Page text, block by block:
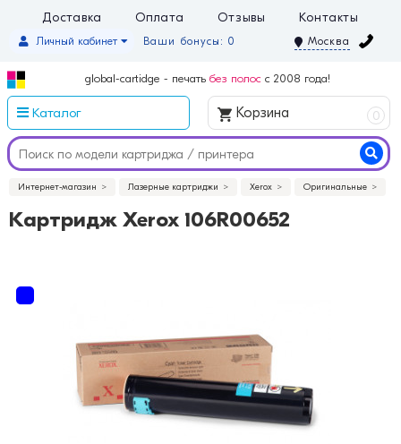
Доставка Оплата Отзывы Контакты
Ваши бонусы: 0
Личный кабинет Москва
global-cartidge - печать без полос с 2008 года!
Каталог Корзина 0
Интернет-магазин Лазерные картриджи Xerox Оригинальные
Картридж Xerox 106R00652